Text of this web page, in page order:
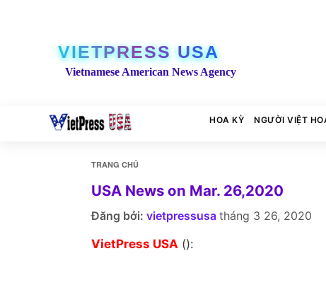
VIETPRESS USA
Vietnamese American News Agency
HOA KỲ NGƯỜI VIỆT
TRANG CHỦ
USA News on Mar. 26,2020
Đăng bởi: vietpressusa tháng 3 26, 2020
VietPress USA ():